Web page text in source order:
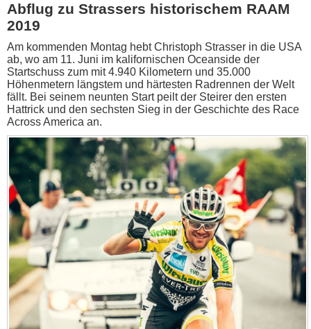
Abflug zu Strassers historischem RAAM
2019
Am kommenden Montag hebt Christoph Strasser in die USA
ab, wo am 11. Juni im kalifornischen Oceanside der
Startschuss zum mit 4.940 Kilometern und 35.000
Höhenmetern längstem und härtesten Radrennen der Welt
fällt. Bei seinem neunten Start peilt der Steirer den ersten
Hattrick und den sechsten Sieg in der Geschichte des Race
Across America an.